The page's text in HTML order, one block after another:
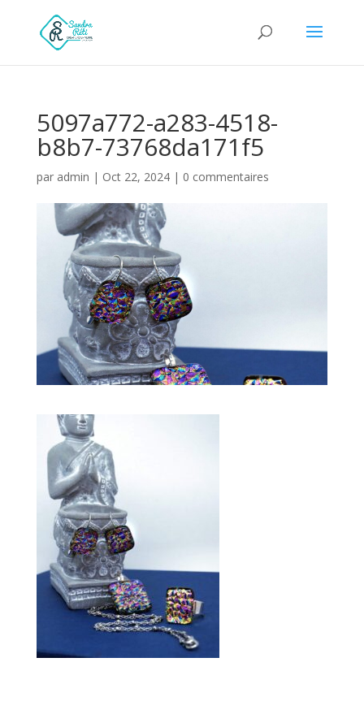
5097a772-a283-4518-
b8b7-73768da171f5
par admin | Oct 22, 2024| 0 commentaires